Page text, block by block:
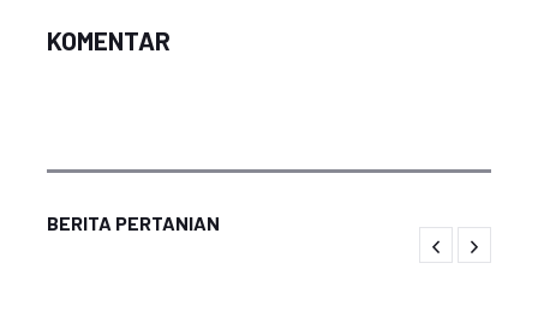
KOMENTAR
BERITA PERTANIAN